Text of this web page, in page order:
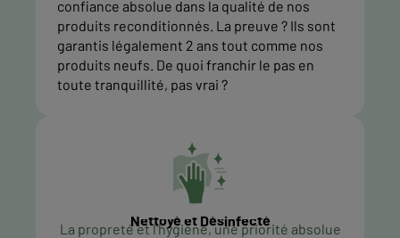
confiance absolue dans la qualité de nos
produits reconditionnés. La preuve ? Ils sont
garantis légalement 2 ans tout comme nos
produits neufs. De quoi franchir le pas en
toute tranquillité, pas vrai ?
Nettoyé et Désinfecté
La propreté et l'hygiène, une priorité absolue